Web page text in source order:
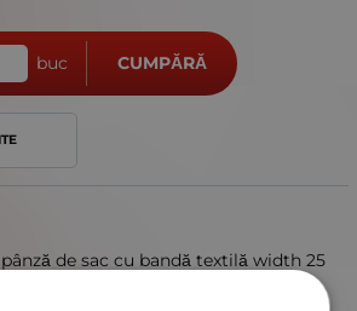
buc CUMPĂRĂ
de sac cu bandă textilă width 25
1 rollă